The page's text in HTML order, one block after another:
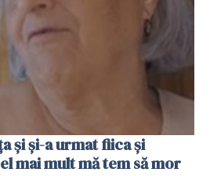
și și-a urmat fiica și
mai mult mă tem să mor